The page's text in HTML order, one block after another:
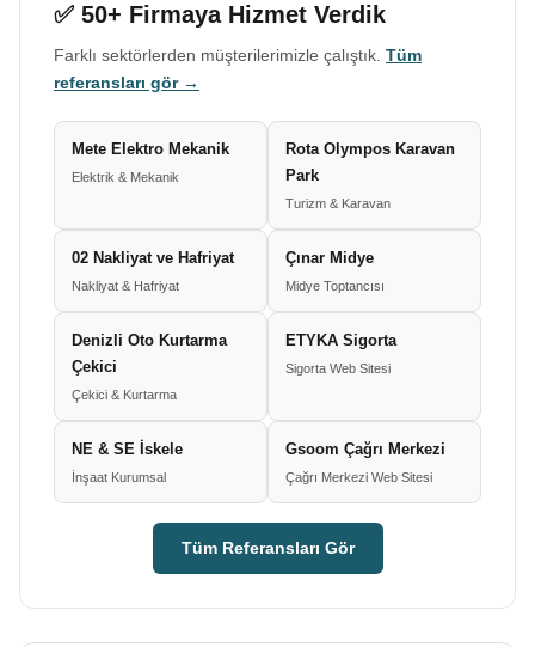
✅ 50+ Firmaya Hizmet Verdik
Farklı sektörlerden müşterilerimizle çalıştık. Tüm
referansları gör →
Mete Elektro Mekanik
Elektrik & Mekanik
Rota Olympos Karavan
Park
Turizm & Karavan
02 Nakliyat ve Hafriyat
Nakliyat & Hafriyat
Çınar Midye
Midye Toptancısı
Denizli Oto Kurtarma
Çekici
Çekici & Kurtarma
ETYKA Sigorta
Sigorta Web Sitesi
NE & SE İskele
İnşaat Kurumsal
Gsoom Çağrı Merkezi
Çağrı Merkezi Web Sitesi
Tüm Referansları Gör